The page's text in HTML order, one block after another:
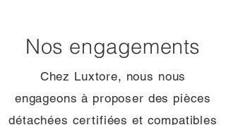
Nos engagements
Chez Luxtore, nous nous
engageons à proposer des pièces
détachées certifiées et compatibles